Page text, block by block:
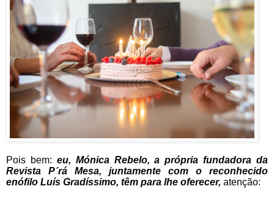
Pois bem: eu, Mónica Rebelo, a própria fundadora da
Revista P´rá Mesa, juntamente com o reconhecido
enófilo Luís Gradíssimo, têm para lhe oferecer, atenção: